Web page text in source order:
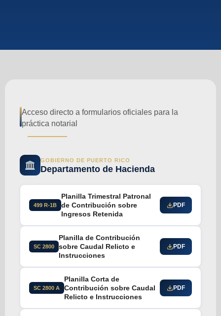
Acceso directo a formularios oficiales para la
práctica notarial
GOBIERNO DE PUERTO RICO
Departamento de Hacienda
499 R-1B
Planilla Trimestral Patronal
de Contribución sobre
Ingresos Retenida
PDF
SC 2800
Planilla de Contribución
sobre Caudal Relicto e
Instrucciones
PDF
SC 2800 A
Planilla Corta de
Contribución sobre Caudal
Relicto e Instrucciones
PDF